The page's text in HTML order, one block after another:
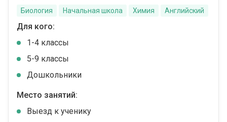
Биология Начальная школа Химия Английский
Для кого:
1-4 классы
5-9 классы
Дошкольники
Место занятий:
Выезд к ученику